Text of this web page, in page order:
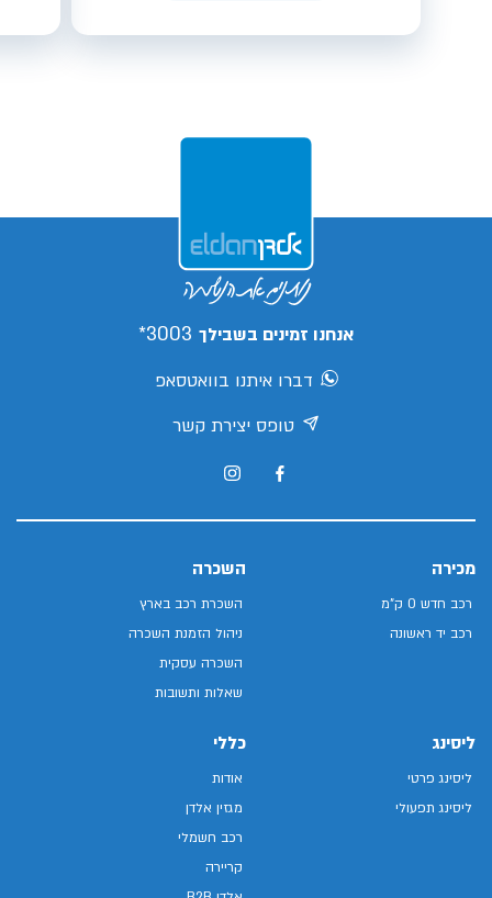
אנחנו זמינים בשבילך 3003*
דברו איתנו בוואטסאפ
טופס יצירת קשר
מכירה
רכב חדש 0 ק"מ
רכב יד ראשונה
השכרה
השכרת רכב בארץ
ניהול הזמנת השכרה
השכרה עסקית
שאלות ותשובות
ליסינג
ליסינג פרטי
ליסינג תפעולי
כללי
אודות
מגזין אלדן
רכב חשמלי
קריירה